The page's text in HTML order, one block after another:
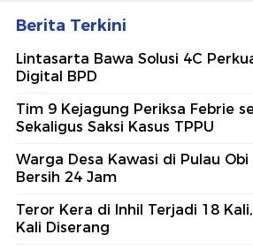
Berita Terkini
Lintasarta Bawa Solusi 4C
Digital BPD
Tim 9 Kejagung Periksa Febrie
Sekaligus Saksi Kasus TPPU
Warga Desa Kawasi di Pulau
Bersih 24 Jam
Teror Kera di Inhil Terjadi 18
Kali Diserang